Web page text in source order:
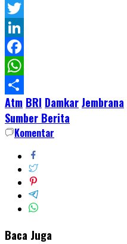
Pinterest
Twitter
LinkedIn
Facebook
WhatsApp
Share
Atm BRI DamkarJembrana
Sumber Berita
Komentar
Baca Juga